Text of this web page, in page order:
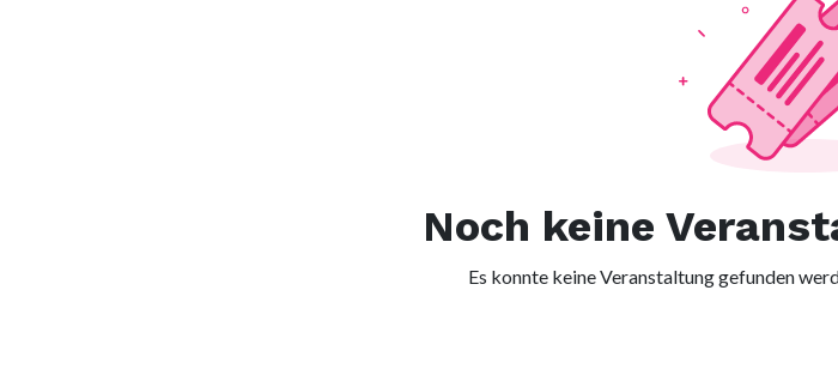
Noch keine
Es konnte keine Veranstaltung gefunden